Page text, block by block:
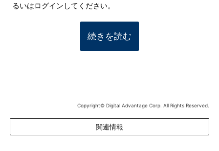
るいはログインしてください。
続きを読む
Copyright© Digital Advantage Corp. All Rights Reserved.
関連情報